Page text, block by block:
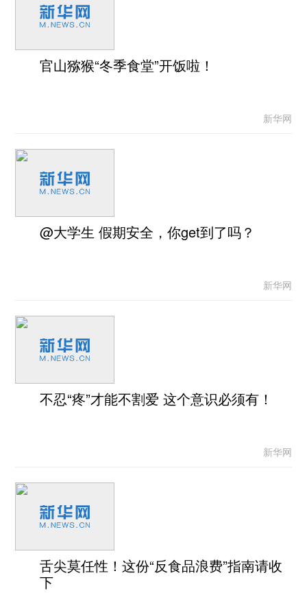
官山猕猴“冬季食堂”开饭啦！
新华网
@大学生 假期安全，你get到了吗？
新华网
不忍“疼”才能不割爱 这个意识必须有！
新华网
舌尖莫任性！这份“反食品浪费”指南请收
下